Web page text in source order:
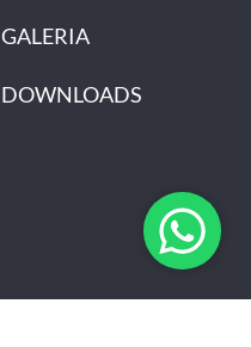
GALERIA
DOWNLOADS